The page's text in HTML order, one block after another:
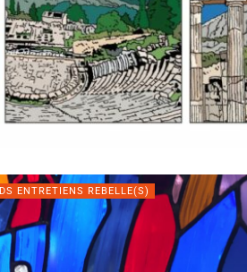
ENTRETIENS REBELLE(S)